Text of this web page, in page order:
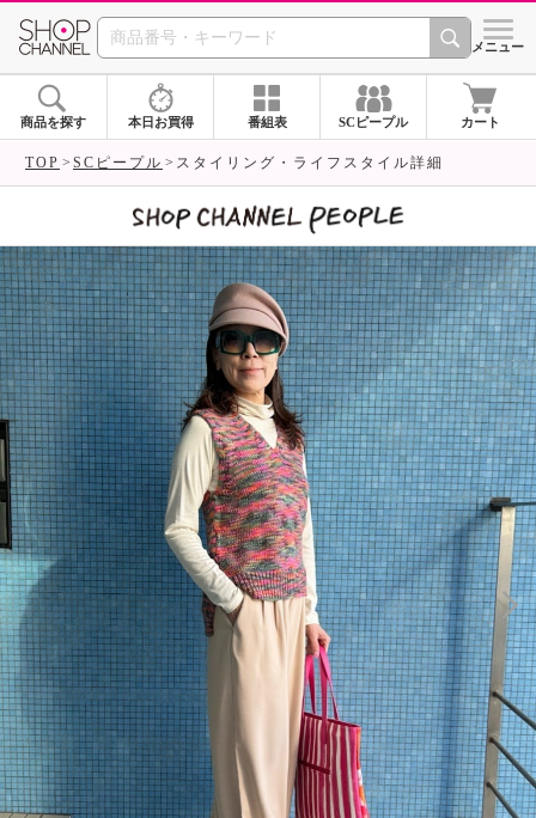
SHOP CHANNEL シメニュー
商品を探す 本日お買得 番組表 SCピープル カート
TOP SCピープル スタイリング・ライフスタイル詳細